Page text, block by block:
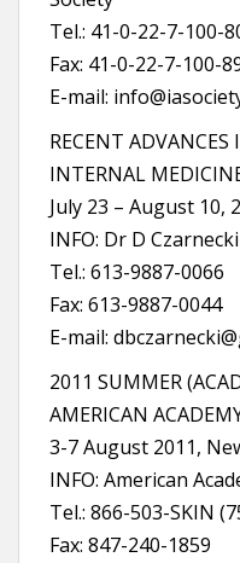
Tel.: 41-0-22-7-100-
Fax: 41-0-22-7-100-
E-mail:
RECENT
INTERNAL
July 23 – August 10,
INFO: Dr D Czarnecki
Tel.: 613-9887-0066
Fax: 613-9887-0044
E-mail:
2011 SUMMER
AMERICAN
3-7 August 2011,
INFO: American
Tel.: 866-503-SKIN
Fax: 847-240-1859